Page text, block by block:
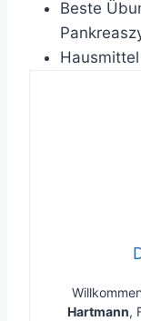
Beste
Hartmann,